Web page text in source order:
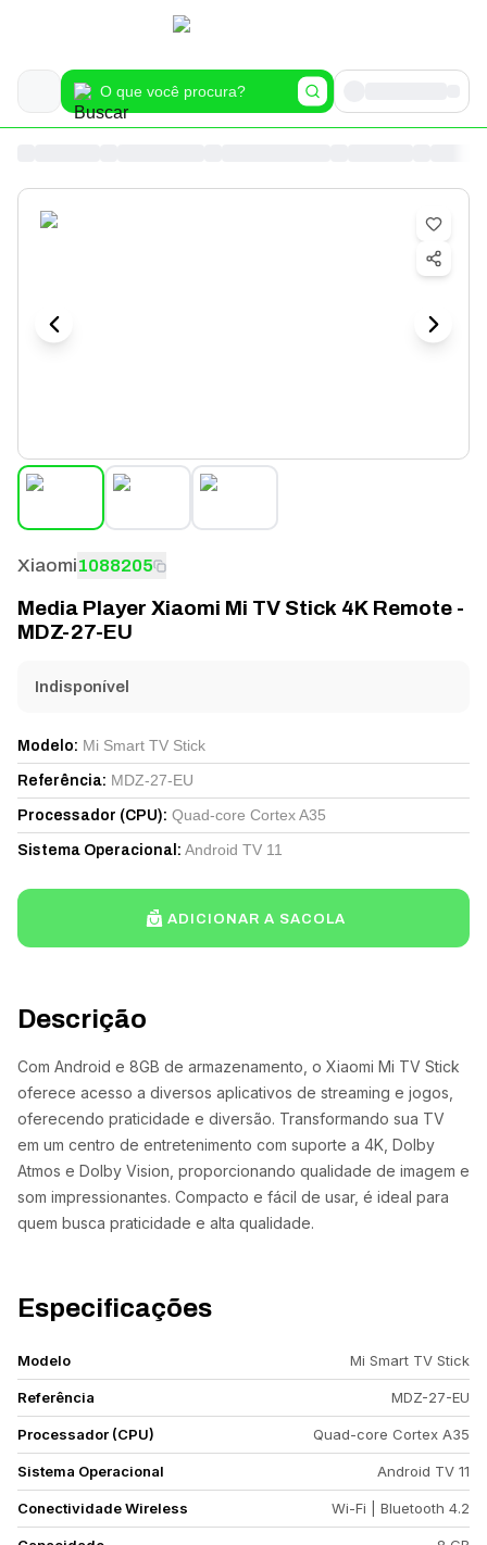
Descrição
Com Android e 8GB de armazenamento, o Xiaomi Mi TV Stick
oferece acesso a diversos aplicativos de streaming e jogos,
oferecendo praticidade e diversão. Transformando sua TV
em um centro de entretenimento com suporte a 4K, Dolby
Atmos e Dolby Vision, proporcionando qualidade de imagem e
som impressionantes. Compacto e fácil de usar, é ideal para
quem busca praticidade e alta qualidade.
Especificações
Modelo Mi Smart TV Stick
Referência MDZ-27-EU
Processador (CPU) Quad-core Cortex A35
Sistema Operacional Android TV 11
Conectividade Wireless Wi-Fi | Bluetooth 4.2
Xiaomi1088205
Media Player Xiaomi Mi TV Stick 4K Remote -
MDZ-27-EU
Indisponível
Modelo: Mi Smart TV Stick
Referência: MDZ-27-EU
Processador (CPU): Quad-core Cortex A35
Sistema Operacional : Android TV 11
ADICIONAR A SACOLA